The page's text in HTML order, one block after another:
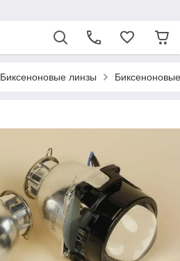
Биксеноновые линзы